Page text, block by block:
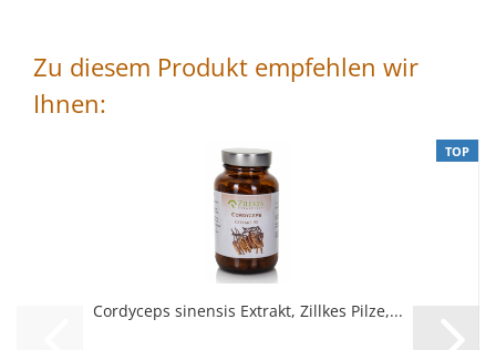
Zu diesem Produkt empfehlen wir
Ihnen:
TOP
Cordyceps sinensis Extrakt, Zillkes Pilze,...